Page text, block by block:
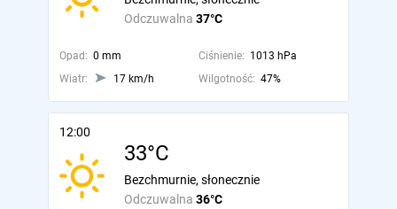
Odczuwalna 37°C
Opad: 0 mm Ciśnienie: 1013 hPa
Wiatr:
17 km/h Wilgotność: 47%
12:00
33°C
Odczuwalna 36°C
Bezchmurnie, słonecznie